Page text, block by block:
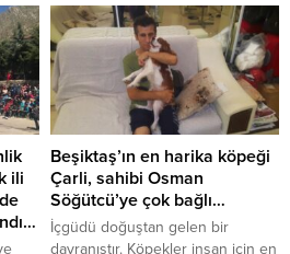
Takımımızınkarşılaşması Beşiktaş
Kulübü ve Beşiktaş Belediyesi iş
birliğiyle TüpraşStadyumu’nda
yayınlanacak. Beşiktaş Belediye
Başkanı Rıza Akpolat
davatandaşlara çağrıda bulunarak;
“Euro 2024 Şampiyonluğu
yolunda milli
coşkumuzustadyuma taşıyoruz!
“Bir oluruz yolunda!” dedik ve
Beşiktaş Kulübü ile el ele
ili
Beşiktaş’ın en harika köpeği
Çarli, sahibi Osman
Söğütcü’ye çok bağlı…
İçgüdü doğuştan gelen bir
davranıştır. Köpekler insan için en